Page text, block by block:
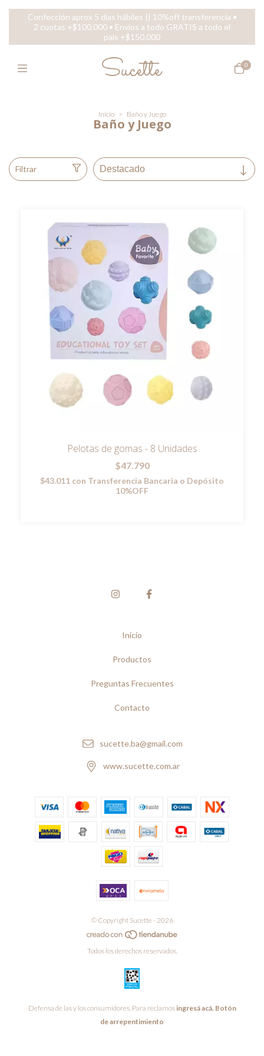
Confección aprox 5 días hábiles || 10%off transferencia •
2 cuotas +$100.000 • Envíos a todo GRATIS a todo el
pais +$150.000
0
Inicio > Baño y Juego
Baño y Juego
Filtrar
Pelotas de gomas - 8 Unidades
$47.790
$43.011 con Transferencia Bancaria o Depósito
10%OFF
Inicio
Productos
Preguntas Frecuentes
Contacto
sucette.ba@gmail.com
www.sucette.com.ar
© Copyright Sucette - 2026
Todos los derechos reservados.
Defensa de las y los consumidores. Para reclamos ingresá acá. Botón
de arrepentimiento